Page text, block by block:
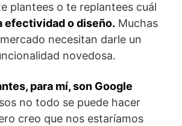
plantees o te replantees cuál
efectividad o diseño. Muchas
necesitan darle un
novedosa.
para mí, son Google
no todo se puede hacer
creo que nos estaríamos